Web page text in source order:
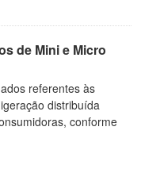
de Mini e Micro
referentes às
distribuída
conforme